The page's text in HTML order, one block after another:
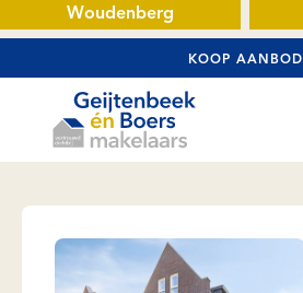
Woudenberg
KOOP AANBOD